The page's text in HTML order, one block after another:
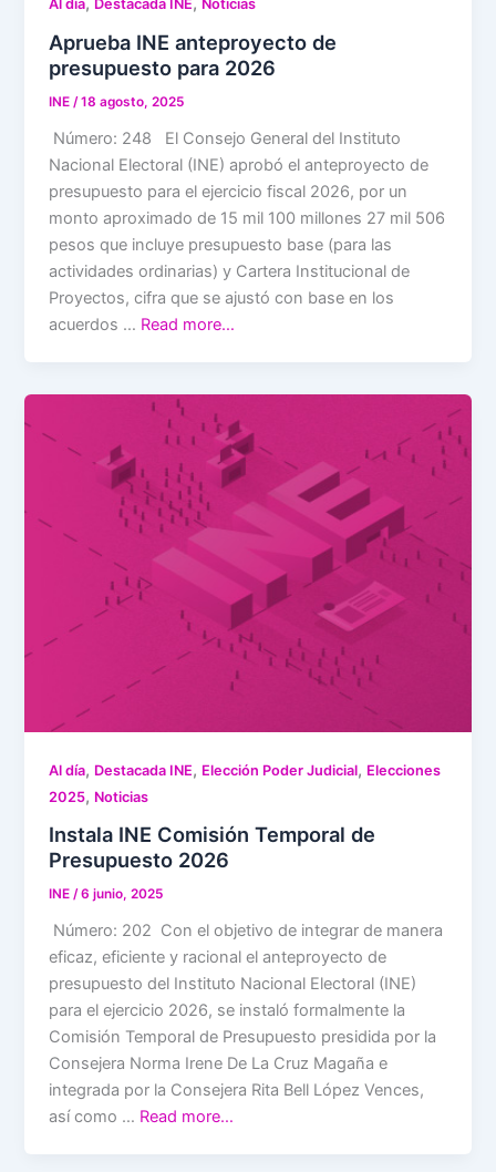
Al día Destacada INE Noticias
Aprueba INE anteproyecto de
presupuesto para 2026
INE/18 agosto, 2025
Número: 248 El Consejo General del Instituto
Nacional Electoral (INE) aprobó el anteproyecto de
presupuesto para el ejercicio fiscal 2026, por un
monto aproximado de 15 mil 100 millones 27 mil 506
pesos que incluye presupuesto base (para las
actividades ordinarias) y Cartera Institucional de
Proyectos, cifra que se ajustó con base en los
acuerdos … Read more…
Al día, Destacada INE, Elección Poder Judicial, Elecciones
2025, Noticias
Instala INE Comisión Temporal de
Presupuesto 2026
INE/6 junio, 2025
Número: 202 Con el objetivo de integrar de manera
eficaz, eficiente y racional el anteproyecto de
presupuesto del Instituto Nacional Electoral (INE)
para el ejercicio 2026, se instaló formalmente la
Comisión Temporal de Presupuesto presidida por la
Consejera Norma Irene De La Cruz Magaña e
integrada por la Consejera Rita Bell López Vences,
así como … Read more…